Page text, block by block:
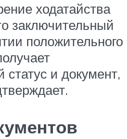
ходатайства
заключительный
положительного
и документ,